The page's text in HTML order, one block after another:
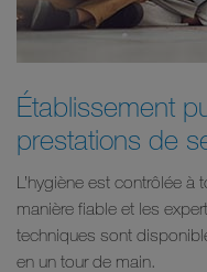
Établissement
prestations de
L’hygiène est contrôlée
manière fiable et les
techniques sont
en un tour de main.